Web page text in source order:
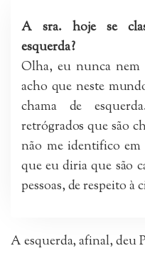
A sra. hoje se
esquerda?
Olha, eu nunca nem
acho que neste
chama de
retrógrados que são
não me identifico
que eu diria que são
pessoas, de respeito à
A esquerda, afinal, deu